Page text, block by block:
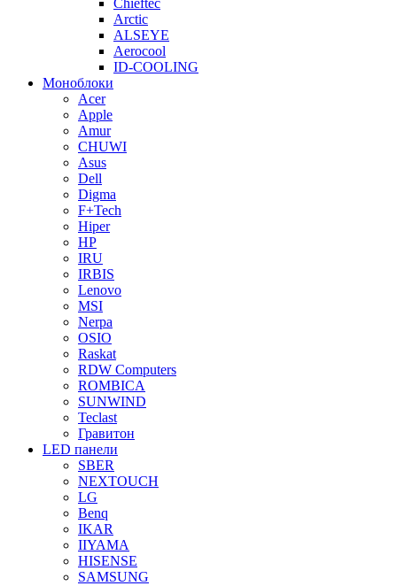
Chieftec
Arctic
ALSEYE
Aerocool
ID-COOLING
Моноблоки
Acer
Apple
Amur
CHUWI
Asus
Dell
Digma
F+Tech
Hiper
HP
IRU
IRBIS
Lenovo
MSI
Nerpa
OSIO
Raskat
RDW Computers
ROMBICA
SUNWIND
Teclast
Гравитон
LED панели
SBER
NEXTOUCH
LG
Benq
IKAR
IIYAMA
HISENSE
SAMSUNG